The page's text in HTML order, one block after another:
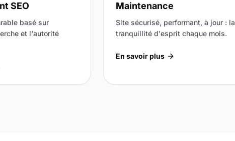
SEO
basé sur
et l'autorité
Maintenance
Site sécurisé, performant, à jour : la
tranquillité d'esprit chaque mois.
En savoir plus